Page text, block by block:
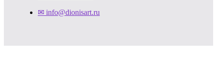
✉ info@dionisart.ru